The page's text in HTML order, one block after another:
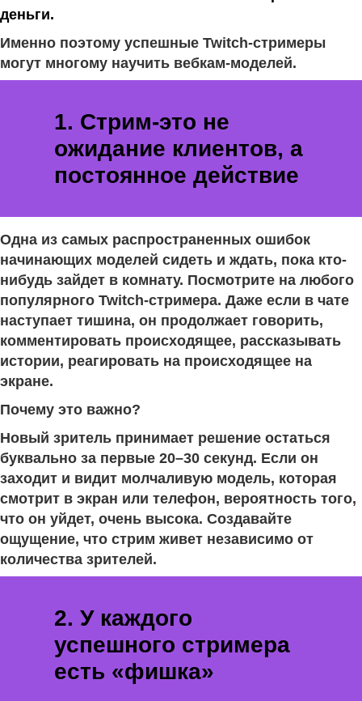
деньги.
Именно поэтому успешные Twitch-стримеры
могут многому научить вебкам-моделей.
1. Стрим-это не
ожидание клиентов, а
постоянное действие
Одна из самых распространенных ошибок
начинающих моделей сидеть и ждать, пока кто-
нибудь зайдет в комнату. Посмотрите на любого
популярного Twitch-стримера. Даже если в чате
наступает тишина, он продолжает говорить,
комментировать происходящее, рассказывать
истории, реагировать на происходящее на
экране.
Почему это важно?
Новый зритель принимает решение остаться
буквально за первые 20–30 секунд. Если он
заходит и видит молчаливую модель, которая
смотрит в экран или телефон, вероятность того,
что он уйдет, очень высока. Создавайте
ощущение, что стрим живет независимо от
количества зрителей.
2. У каждого
успешного стримера
есть «фишка»